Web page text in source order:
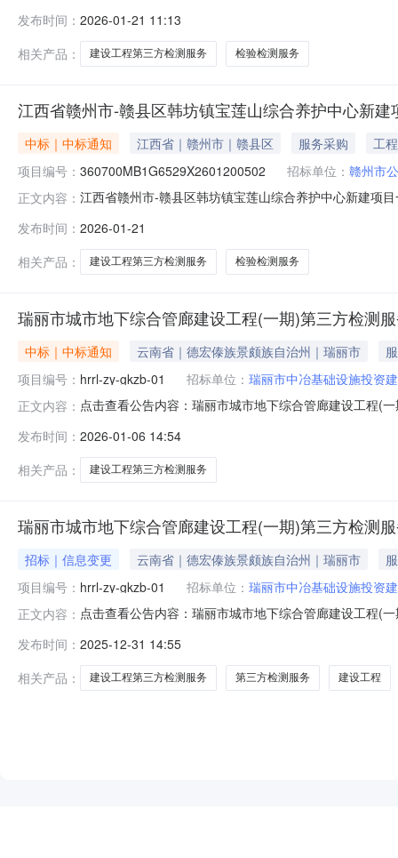
建项目一期建设工程第三方检测服务投资额）服务类型:
￥30000.
发布时间： 2026-01-21 11:13
相关产品：
建设工程第三方检测服务 检验检测服务
江西省赣州市-赣县区韩坊镇宝莲山综合养护中心新
中标｜中标通知 江西省｜赣州市｜赣县区 服务采购
工程
项目编号： 360700MB1G6529X2601200502 招标单位： 赣州市
正文内容： 江西省赣州市-赣县区韩坊镇宝莲山综合养护中心新建项
目一期建设工程第三方检测服务投资额）服务类型:检验
额为全过程包干
发布时间： 2026-01-21
相关产品：
建设工程第三方检测服务 检验检测服务
瑞丽市城市地下综合管廊建设工程(一期)第三方检测
中标｜中标通知 云南省｜德宏傣族景颇族自治州｜瑞丽市
项目编号： hrrl-zy-gkzb-01 招标单位： 瑞丽市中冶基础设施投资
正文内容： 点击查看公告内容：瑞丽市城市地下综合管廊建设工程(
发布时间： 2026-01-06 14:54
相关产品：
建设工程第三方检测服务
瑞丽市城市地下综合管廊建设工程(一期)第三方检测
招标｜信息变更 云南省｜德宏傣族景颇族自治州｜瑞丽市
项目编号： hrrl-zy-gkzb-01 招标单位： 瑞丽市中冶基础设施投资
正文内容： 点击查看公告内容：瑞丽市城市地下综合管廊建设工程(
发布时间： 2025-12-31 14:55
相关产品：
建设工程第三方检测服务 第三方检测服务 建设工程